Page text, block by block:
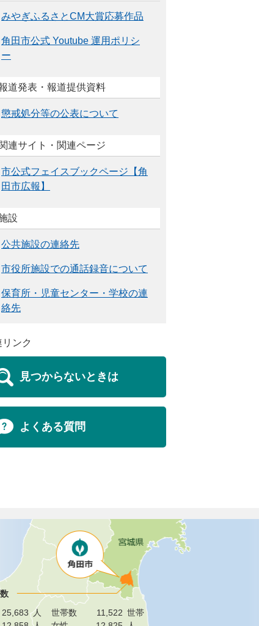
みやぎふるさとCM大賞応募作品
角田市公式 Youtube 運用ポリシ
ー
道発表・報道提供資料
懲戒処分等の公表について
連サイト・関連ページ
市公式フェイスブックページ【角
田市広報】
設
公共施設の連絡先
市役所施設での通話録音について
保育所・児童センター・学校の連
絡先
リンク
見つからないときは
よくある質問
25,683 人 世帯数 11,522 世帯